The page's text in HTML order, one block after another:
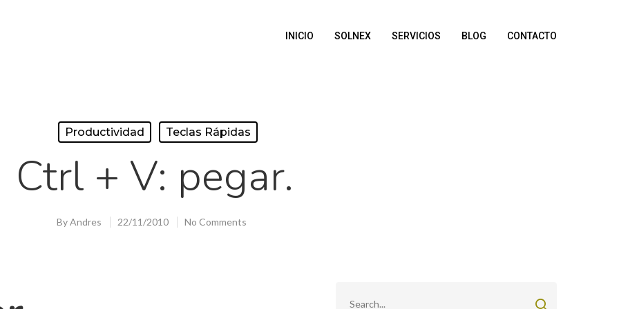
INICIO SOLNEX SERVICIOS BLOG CONTACTO
Productividad Teclas Rápidas
Ctrl + V: pegar.
ByAndres 22/11/2010 No Comments